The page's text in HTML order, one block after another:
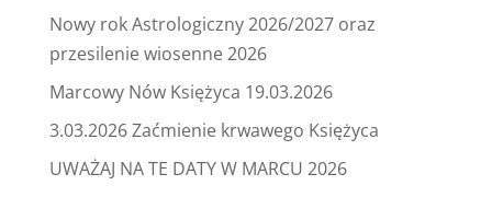
Nowy rok Astrologiczny 2026/2027 oraz
przesilenie wiosenne 2026
Marcowy Nów Księżyca 19.03.2026
3.03.2026 Zaćmienie krwawego Księżyca
UWAŻAJ NA TE DATY W MARCU 2026